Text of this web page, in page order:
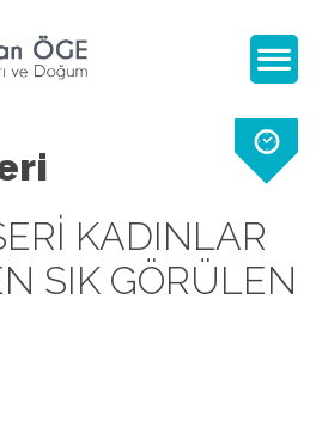
KADINLAR
SIK GÖRÜLEN